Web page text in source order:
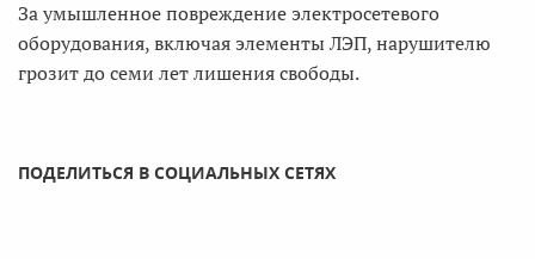
За умышленное повреждение электросетевого
оборудования, включая элементы ЛЭП, нарушителю
грозит до семи лет лишения свободы.
ПОДЕЛИТЬСЯ В СОЦИАЛЬНЫХ СЕТЯХ